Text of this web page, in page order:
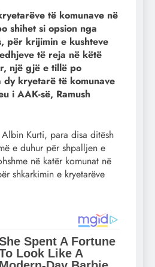
të komunave në
shihet si opsion nga
për krijimin e kushteve
të reja në këtë
një gjë e tillë po
dy kryetarë të komunave
i AAK-së, Ramush
Kurti, para disa ditësh
e duhur për shpalljen e
në katër komunat në
shkarkimin e kryetarëve